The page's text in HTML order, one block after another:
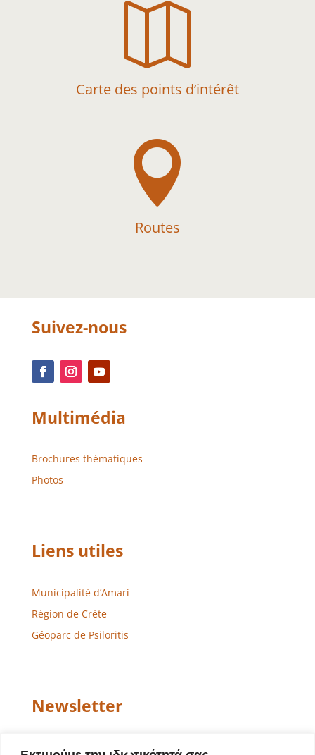

Carte des points d’intérêt

Routes
Suivez-nous
Multimédia
Brochures thématiques
Photos
Liens utiles
Municipalité d’Amari
Région de Crète
Géoparc de Psiloritis
Newsletter